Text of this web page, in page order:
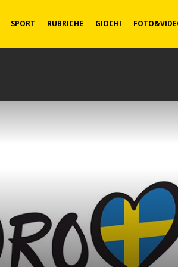
SPORT RUBRICHE GIOCHI